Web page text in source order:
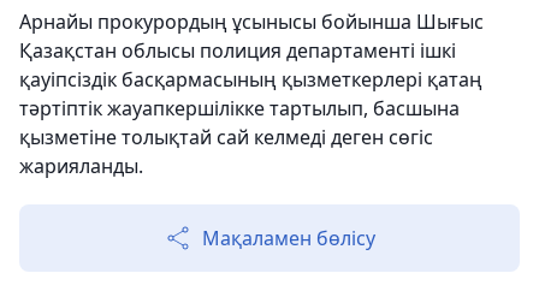
Арнайы прокурордың ұсынысы бойынша Шығыс
Қазақстан облысы полиция департаменті ішкі
қауіпсіздік басқармасының қызметкерлері қатаң
тәртіптік жауапкершілікке тартылып, басшына
қызметіне толықтай сай келмеді деген сөгіс
жарияланды.
Мақаламен бөлісу